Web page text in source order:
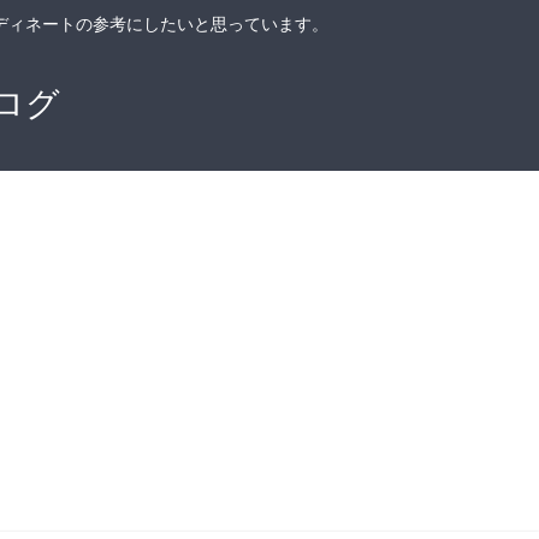
ネートの参考にしたいと思っています。
グ